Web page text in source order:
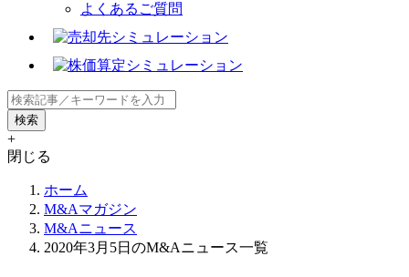
よくあるご質問
+
閉じる
ホーム
M&Aマガジン
M&Aニュース
2020年3月5日のM&Aニュース一覧